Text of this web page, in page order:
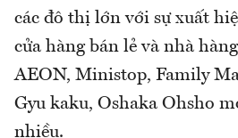
các đô thị lớn với sự xuất
cửa hàng bán lẻ và nhà
AEON, Ministop, Family
Gyu kaku, Oshaka Ohsho
nhiều.